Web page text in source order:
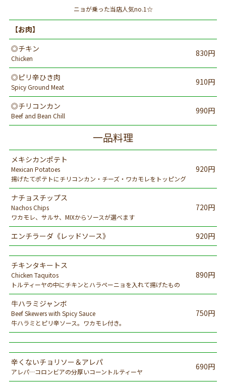
ニョが乗った当店人気no.1☆
【お肉】
◎チキン
Chicken
830円
◎ピリ辛ひき肉
Spicy Ground Meat
910円
◎チリコンカン
Beef and Bean Chill
990円
一品料理
メキシカンポテト
Mexican Potatoes
揚げたてポテトにチリコンカン・チーズ・ワカモレをトッピング
920円
ナチョスチップス
Nachos Chips
ワカモレ、サルサ、MIXからソースが選べます
720円
エンチラーダ《レッドソース》 920円
チキンタキートス
Chicken Taquitos
トルティーヤの中にチキンとハラペーニョを入れて揚げたもの
890円
牛ハラミジャンボ
Beef Skewers with Spicy Sauce
牛ハラミとピリ辛ソース。ワカモレ付き。
750円
辛くないチョリソー＆アレパ
アレパ…コロンビアの分厚いコーントルティーヤ
690円